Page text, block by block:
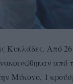
Κυκλάδες. Από
Μύκονο, 1